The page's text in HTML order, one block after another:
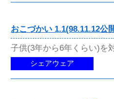
おこづかい 1.1(98.11.12公
子供(3年から6年くらい)を
シェアウェア